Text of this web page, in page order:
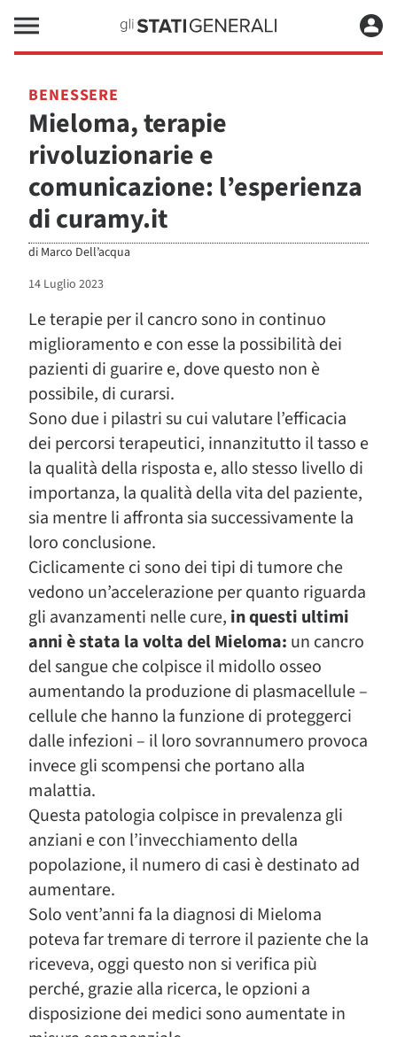
BENESSERE
Mieloma, terapie
rivoluzionarie e
comunicazione: l’esperienza
di curamy.it
di Marco Dell’acqua
14 Luglio 2023
Le terapie per il cancro sono in continuo
miglioramento e con esse la possibilità dei
pazienti di guarire e, dove questo non è
possibile, di curarsi.
Sono due i pilastri su cui valutare l’efficacia
dei percorsi terapeutici, innanzitutto il tasso e
la qualità della risposta e, allo stesso livello di
importanza, la qualità della vita del paziente,
sia mentre li affronta sia successivamente la
loro conclusione.
Ciclicamente ci sono dei tipi di tumore che
vedono un’accelerazione per quanto riguarda
gli avanzamenti nelle cure, in questi ultimi
anni è stata la volta del Mieloma: un cancro
del sangue che colpisce il midollo osseo
aumentando la produzione di plasmacellule –
cellule che hanno la funzione di proteggerci
dalle infezioni – il loro sovrannumero provoca
invece gli scompensi che portano alla
malattia.
Questa patologia colpisce in prevalenza gli
anziani e con l’invecchiamento della
popolazione, il numero di casi è destinato ad
aumentare.
Solo vent’anni fa la diagnosi di Mieloma
poteva far tremare di terrore il paziente che la
riceveva, oggi questo non si verifica più
perché, grazie alla ricerca, le opzioni a
disposizione dei medici sono aumentate in